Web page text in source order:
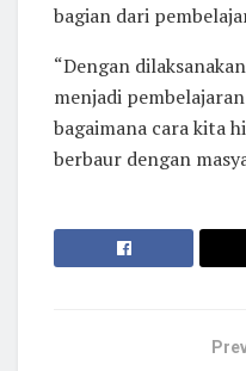
bagian dari
“Dengan
menjadi
bagaimana cara kita
berbaur dengan